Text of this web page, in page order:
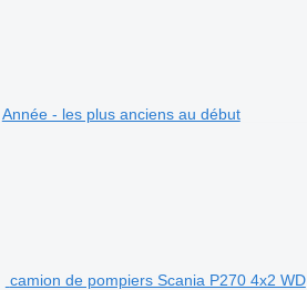
Année - les plus anciens au début
camion de pompiers Scania P270 4x2 WD